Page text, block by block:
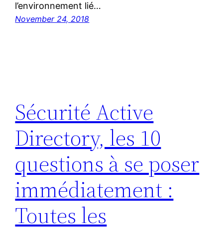
l’environnement lié…
November 24, 2018
Sécurité Active
Directory, les 10
questions à se poser
immédiatement :
Toutes les